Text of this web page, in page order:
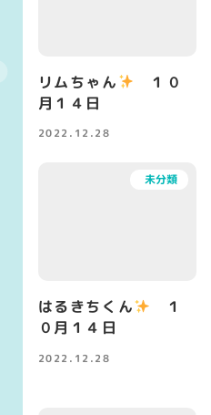
リムちゃん
１０
月１４日
投稿日
2022.12.28
未分類
はるきちくん
１
０月１４日
投稿日
2022.12.28